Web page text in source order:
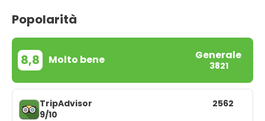
Popolarità
8,8 Molto bene Generale
3821
TripAdvisor
9/10
2562